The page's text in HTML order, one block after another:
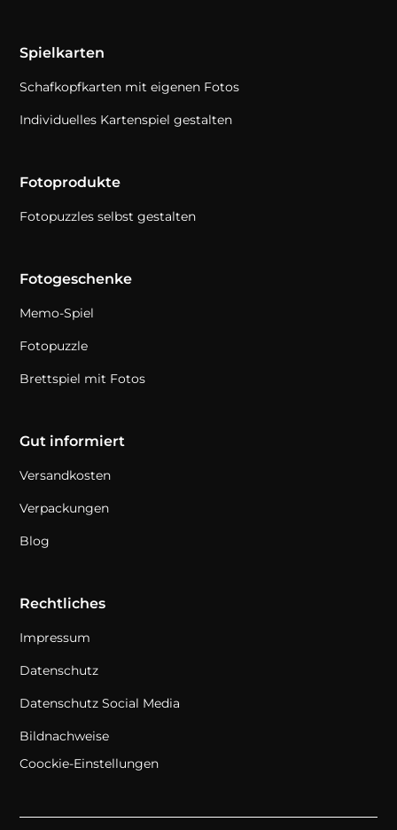
Spielkarten
Schafkopfkarten mit eigenen Fotos
Individuelles Kartenspiel gestalten
Fotoprodukte
Fotopuzzles selbst gestalten
Fotogeschenke
Memo-Spiel
Fotopuzzle
Brettspiel mit Fotos
Gut informiert
Versandkosten
Verpackungen
Blog
Rechtliches
Impressum
Datenschutz
Datenschutz Social Media
Bildnachweise
Coockie-Einstellungen